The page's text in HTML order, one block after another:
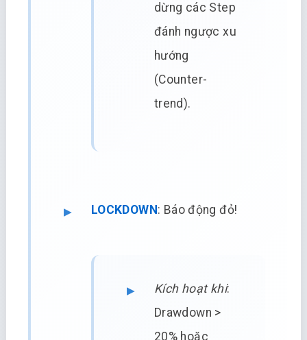
dừng các Step
đánh ngược xu
hướng
(Counter-
trend).
LOCKDOWN : Báo động đỏ!
Kích hoạt khi:
Drawdown >
20% hoặc